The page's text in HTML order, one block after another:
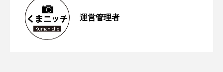
運営管理者
2023.06.26